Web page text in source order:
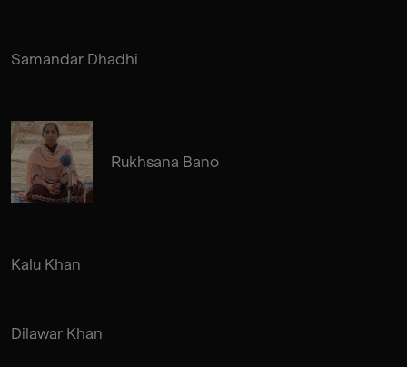
Samandar Dhadhi
Rukhsana Bano
Kalu Khan
Dilawar Khan